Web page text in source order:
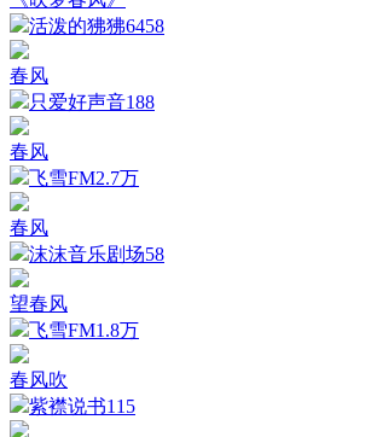
活泼的狒狒6458
春风
只爱好声音188
春风
飞雪FM2.7万
春风
沫沫音乐剧场58
望春风
飞雪FM1.8万
春风吹
紫襟说书115